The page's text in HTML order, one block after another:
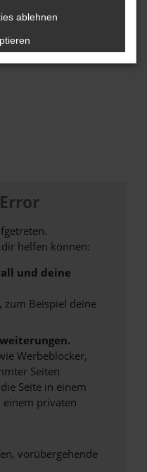
helfen können:
und deine
zum Beispiel deine
Werbeblocker,
Seiten
Seite in einem
privaten
vorübergehende
ablehnen